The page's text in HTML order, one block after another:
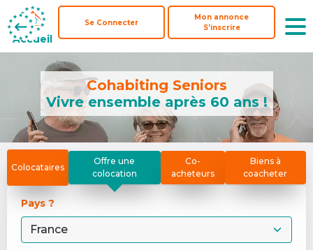
Accueil
Se Connecter
Mon annonce
S'inscrire
Accueil
Se Connecter
Mon annonce
S'inscrire
Cohabiting Seniors
Vivre ensemble après 60 ans !
Colocataires
Offre une
colocation
Co-
acheteurs
Biens à
coacheter
Pays ?